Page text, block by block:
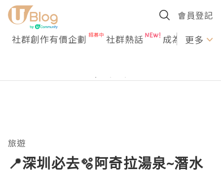
會員登記
社群創作有價企劃 社群熱話 成為U更多
旅遊
📍深圳必去🫧阿奇拉湯泉~潛水